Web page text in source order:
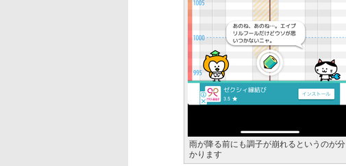
雨が降る前にも調子が崩れるというのが分
かります